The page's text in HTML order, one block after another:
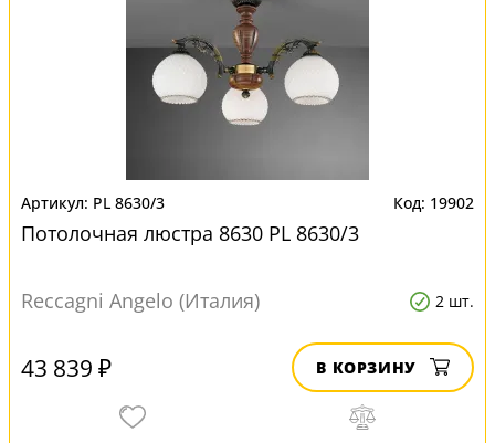
PL 8630/3 19902
Потолочная люстра 8630 PL 8630/3
Reccagni Angelo (Италия) 2 шт.
43 839 ₽ В КОРЗИНУ